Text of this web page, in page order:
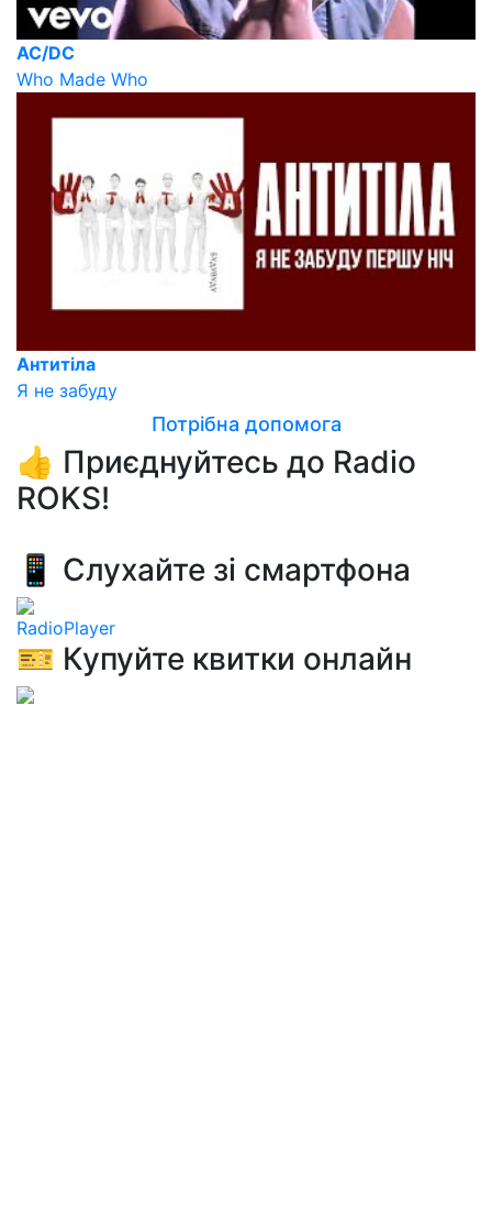
AC/DC
Who Made Who
Антитіла
Я не забуду
Потрібна допомога
👍 Приєднуйтесь до Radio
ROKS!
📱 Слухайте зі смартфона
RadioPlayer
🎫 Купуйте квитки онлайн